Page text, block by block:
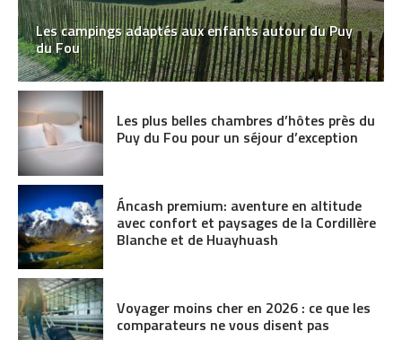
Les campings adaptés aux enfants autour du Puy
du Fou
Les plus belles chambres d’hôtes près du
Puy du Fou pour un séjour d’exception
Áncash premium: aventure en altitude
avec confort et paysages de la Cordillère
Blanche et de Huayhuash
Voyager moins cher en 2026 : ce que les
comparateurs ne vous disent pas